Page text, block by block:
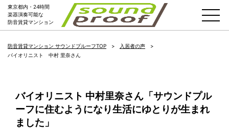
東京都内・24時間
楽器演奏可能な
防音賃貸マンション
防音賃貸マンション サウンドプルーフTOP
入居者の声
バイオリニスト 中村 里奈さん
バイオリニスト 中村里奈さん「サウンドプル
ーフに住むようになり生活にゆとりが生まれ
ました」